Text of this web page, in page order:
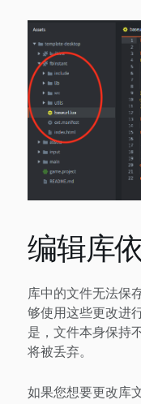
编辑库
库中的文件无法保
够使用这些更改进
是，文件本身保持
将被丢弃。
如果您想要更改库